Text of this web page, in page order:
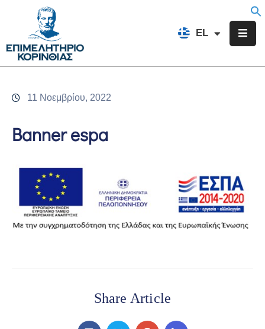
EL
FR
Επιμελητήριο
Υπηρεσίες
Προγράμματα
Εκδηλώσεις
Επικοινωνία
11 Νοεμβρίου, 2022
Banner espa
Share Article